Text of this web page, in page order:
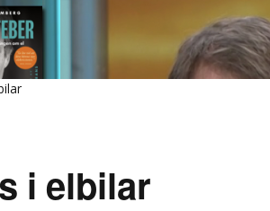
i elbilar